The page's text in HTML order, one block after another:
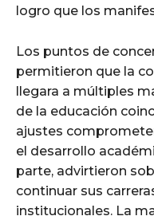
logro que los
Los puntos de
permitieron que la
llegara a múltiples
de la educación
ajustes
el desarrollo
parte, advirtieron
continuar sus
institucionales. La